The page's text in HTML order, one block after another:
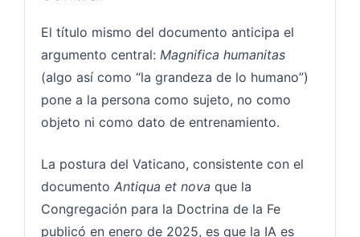
El título mismo del documento anticipa el
argumento central: Magnifica humanitas
(algo así como “la grandeza de lo humano”)
pone a la persona como sujeto, no como
objeto ni como dato de entrenamiento.
La postura del Vaticano, consistente con el
documento Antiqua et nova que la
Congregación para la Doctrina de la Fe
publicó en enero de 2025, es que la IA es